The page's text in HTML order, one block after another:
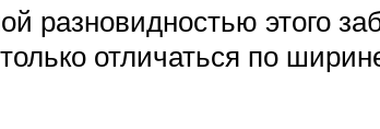
разновидностью этого
отличаться по